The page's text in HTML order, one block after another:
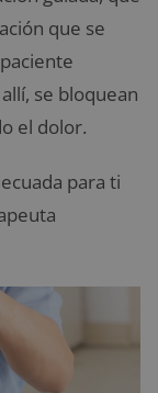
que se
se bloquean
el dolor.
para ti